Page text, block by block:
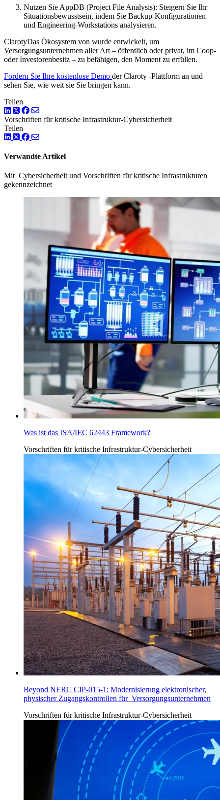
Nutzen Sie AppDB (Project File Analysis): Steigern Sie Ihr
Situationsbewusstsein, indem Sie Backup-Konfigurationen
und Engineering-Workstations analysieren.
ClarotyDas Ökosystem von wurde entwickelt, um
Versorgungsunternehmen aller Art – öffentlich oder privat, im Coop-
oder Investorenbesitz – zu befähigen, den Moment zu erfüllen.
Fordern Sie Ihre kostenlose Demo der Claroty -Plattform an und
sehen Sie, wie weit sie Sie bringen kann.
Teilen
LinkedIn
TwitterFacebook
Vorschriften fürkritische Infrastruktur-Cybersicherheit
Teilen
LinkedIn
TwitterFacebook
Verwandte Artikel
Mit Cybersicherheit und Vorschriften für kritische Infrastrukturen
gekennzeichnet
Was ist das ISA/IEC 62443 Framework?
Vorschriften fürkritische Infrastruktur-Cybersicherheit
Beyond NERC CIP-015-1: Modernisierung elektronischer,
physischer Zugangskontrollen für Versorgungsunternehmen
Vorschriften fürkritische Infrastruktur-Cybersicherheit